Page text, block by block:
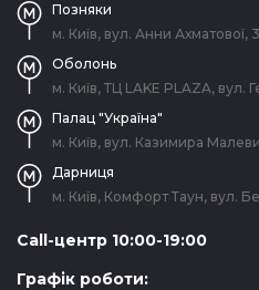
Позняки
м. Київ, вул. Анни Ахматової,
Оболонь
м. Київ, ТЦ LAKE PLAZA, вул.
Палац "Україна"
м. Київ, вул. Казимира
Дарниця
м. Київ, Комфорт Таун, вул.
Call-центр 10:00-19:00
Графік роботи: